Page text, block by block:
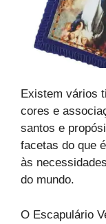
Existem vários
cores e
santos e
facetas do que
às
do mundo.
O Escapulário